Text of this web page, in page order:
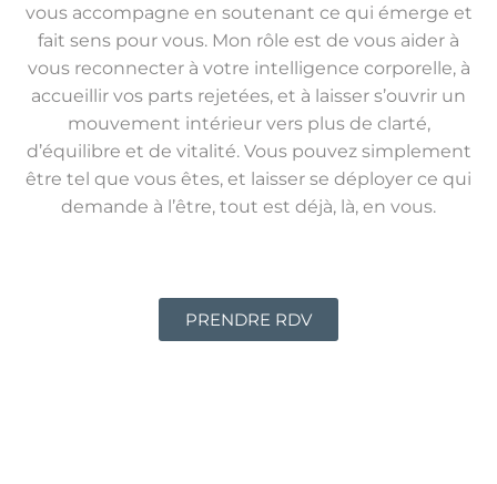
vous accompagne en soutenant ce qui émerge et
fait sens pour vous. Mon rôle est de vous aider à
vous reconnecter à votre intelligence corporelle, à
accueillir vos parts rejetées, et à laisser s’ouvrir un
mouvement intérieur vers plus de clarté,
d’équilibre et de vitalité. Vous pouvez simplement
être tel que vous êtes, et laisser se déployer ce qui
demande à l’être, tout est déjà, là, en vous.
PRENDRE RDV